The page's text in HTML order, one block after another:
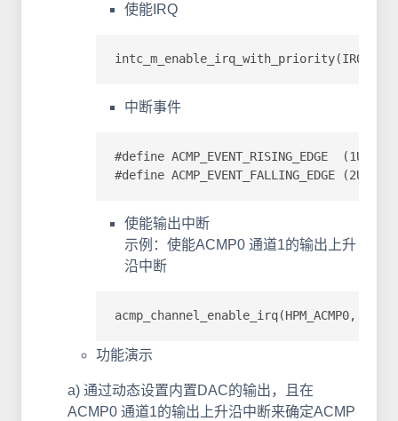
使能IRQ
中断事件
#define ACMP_EVENT_RISING_EDGE  (1U)
#define ACMP_EVENT_FALLING_EDGE (2U)
使能输出中断
示例：使能ACMP0 通道1的输出上升
沿中断
acmp_channel_enable_irq(HPM_ACMP0,
功能演示
a) 通过动态设置内置DAC的输出，且在
ACMP0 通道1的输出上升沿中断来确定ACMP